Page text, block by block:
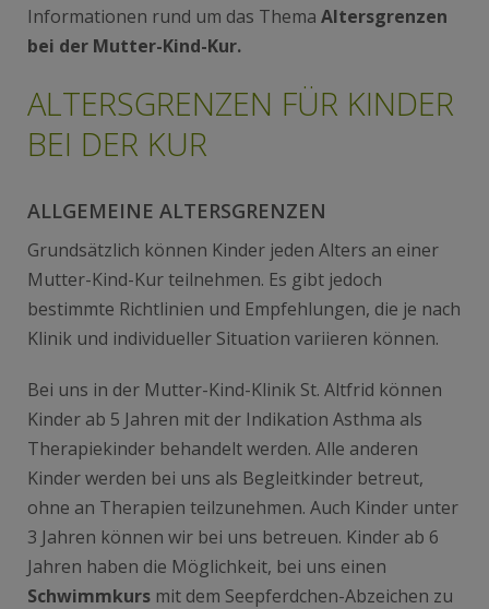
Informationen rund um das Thema Altersgrenzen
bei der Mutter-Kind-Kur.
ALTERSGRENZEN FÜR KINDER
BEI DER KUR
ALLGEMEINE ALTERSGRENZEN
Grundsätzlich können Kinder jeden Alters an einer
Mutter-Kind-Kur teilnehmen. Es gibt jedoch
bestimmte Richtlinien und Empfehlungen, die je nach
Klinik und individueller Situation variieren können.
Bei uns in der Mutter-Kind-Klinik St. Altfrid können
Kinder ab 5 Jahren mit der Indikation Asthma als
Therapiekinder behandelt werden. Alle anderen
Kinder werden bei uns als Begleitkinder betreut,
ohne an Therapien teilzunehmen. Auch Kinder unter
3 Jahren können wir bei uns betreuen. Kinder ab 6
Jahren haben die Möglichkeit, bei uns einen
Schwimmkurs mit dem Seepferdchen-Abzeichen zu